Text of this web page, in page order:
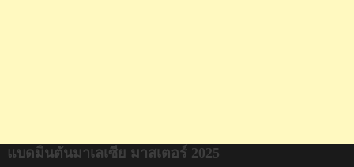
แบดมินตันมาเลเซีย มาสเตอร์ 2025